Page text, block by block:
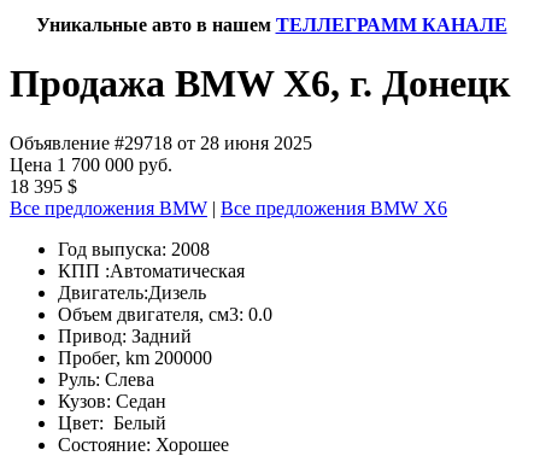
Уникальные авто в нашем ТЕЛЛЕГРАММ КАНАЛЕ
Продажа BMW X6, г. Донецк
Объявление #29718 от 28 июня 2025
Цена 1 700 000 руб.
18 395 $
Все предложения BMW | Все предложения BMW X6
Год выпуска: 2008
КПП :Автоматическая
Двигатель:Дизель
Объем двигателя, см3: 0.0
Привод: Задний
Пробег, km 200000
Руль: Слева
Кузов: Седан
Цвет: Белый
Состояние: Хорошее